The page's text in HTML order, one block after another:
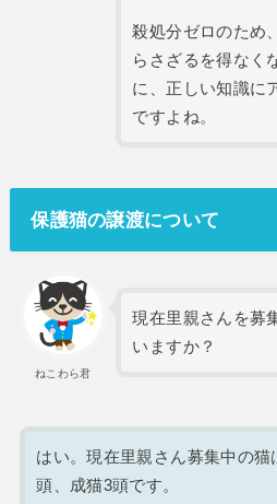
殺処分ゼロのため
らさざるを得なく
に、正しい知識に
ですよね。
保護猫の譲渡について
ねこわら君
現在里親さんを募
いますか？
はい。現在里親さん募集中の猫
頭、成猫3頭です。